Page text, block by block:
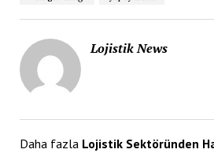
Lojistik News
Daha fazla Lojistik Sektöründen